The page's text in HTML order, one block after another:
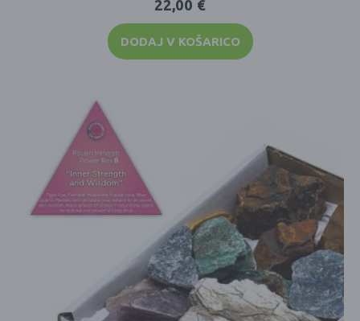
22,00 €
DODAJ V KOŠARICO